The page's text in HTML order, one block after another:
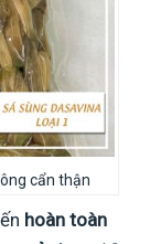
cẩn thận
hoàn toàn